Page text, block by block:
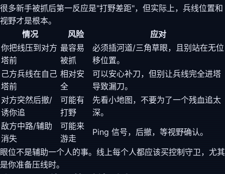
很多新手被抓后第一反应是"打野差距"，但实际上，兵线位置和
视野才是根本。
情况
风险
应对
你把线压到对方
塔前
最容易
被抓
必须插河道/三角草眼，且别站在无位
移位置。
己方兵线在自己
塔前
相对安
全
可以安心补刀，但别让兵线完全进塔
导致漏刀。
对方突然后撤/
诱你追
可能有
打野
先看小地图，不要为了一个残血追太
深。
敌方中路/辅助
消失
可能来
游走
Ping 信号，后撤，等视野确认。
眼位不是辅助一个人的事。线上每个人都应该买控制守卫，尤其
是你准备压线时。